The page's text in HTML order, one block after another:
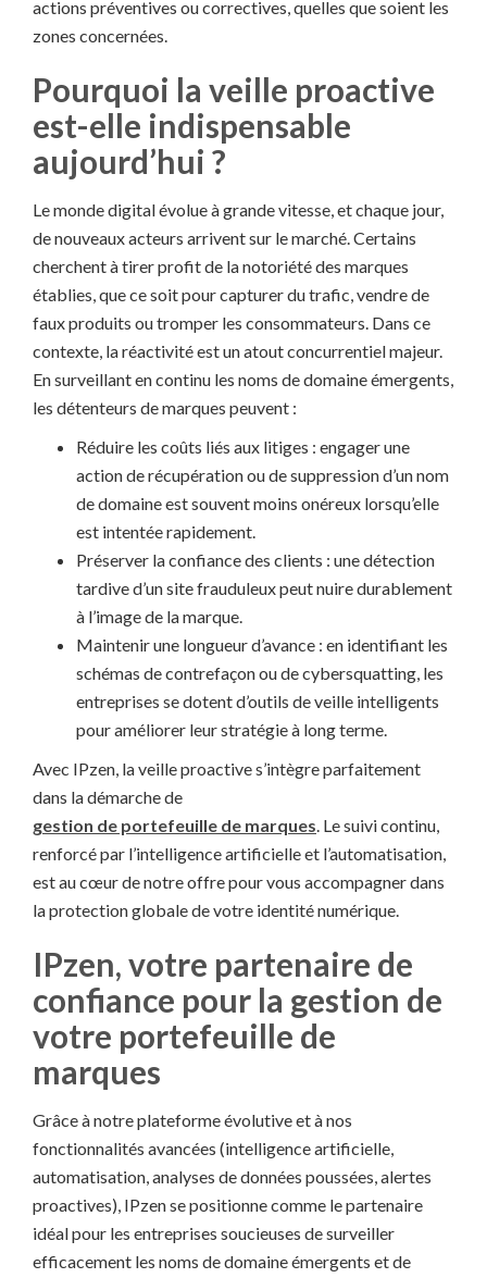
actions préventives ou correctives, quelles que soient les
zones concernées.
Pourquoi la veille proactive
est-elle indispensable
aujourd’hui ?
Le monde digital évolue à grande vitesse, et chaque jour,
de nouveaux acteurs arrivent sur le marché. Certains
cherchent à tirer profit de la notoriété des marques
établies, que ce soit pour capturer du trafic, vendre de
faux produits ou tromper les consommateurs. Dans ce
contexte, la réactivité est un atout concurrentiel majeur.
En surveillant en continu les noms de domaine émergents,
les détenteurs de marques peuvent :
Réduire les coûts liés aux litiges : engager une
action de récupération ou de suppression d’un nom
de domaine est souvent moins onéreux lorsqu’elle
est intentée rapidement.
Préserver la confiance des clients : une détection
tardive d’un site frauduleux peut nuire durablement
à l’image de la marque.
Maintenir une longueur d’avance : en identifiant les
schémas de contrefaçon ou de cybersquatting, les
entreprises se dotent d’outils de veille intelligents
pour améliorer leur stratégie à long terme.
Avec IPzen, la veille proactive s’intègre parfaitement
dans la démarche de
gestion de portefeuille de marques. Le suivi continu,
renforcé par l’intelligence artificielle et l’automatisation,
est au cœur de notre offre pour vous accompagner dans
la protection globale de votre identité numérique.
IPzen, votre partenaire de
confiance pour la gestion de
votre portefeuille de
marques
Grâce à notre plateforme évolutive et à nos
fonctionnalités avancées (intelligence artificielle,
automatisation, analyses de données poussées, alertes
proactives), IPzen se positionne comme le partenaire
idéal pour les entreprises soucieuses de surveiller
efficacement les noms de domaine émergents et de